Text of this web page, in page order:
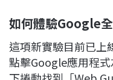
如何體驗Google
這項新實驗目前已上
點擊Google應用程